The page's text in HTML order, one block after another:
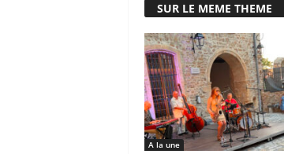
SUR LE MEME THEME
A la une